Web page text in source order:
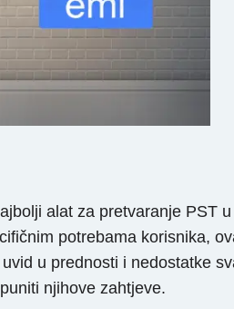
alat za pretvaranje PST
potrebama korisnika,
u prednosti i nedostatke
njihove zahtjeve.